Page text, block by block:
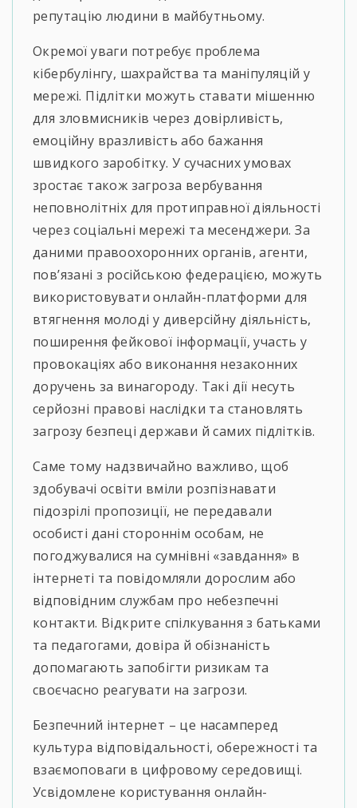
репутацію людини в майбутньому.
Окремої уваги потребує проблема
кібербулінгу, шахрайства та маніпуляцій у
мережі. Підлітки можуть ставати мішенню
для зловмисників через довірливість,
емоційну вразливість або бажання
швидкого заробітку. У сучасних умовах
зростає також загроза вербування
неповнолітніх для протиправної діяльності
через соціальні мережі та месенджери. За
даними правоохоронних органів, агенти,
пов’язані з російською федерацією, можуть
використовувати онлайн-платформи для
втягнення молоді у диверсійну діяльність,
поширення фейкової інформації, участь у
провокаціях або виконання незаконних
доручень за винагороду. Такі дії несуть
серйозні правові наслідки та становлять
загрозу безпеці держави й самих підлітків.
Саме тому надзвичайно важливо, щоб
здобувачі освіти вміли розпізнавати
підозрілі пропозиції, не передавали
особисті дані стороннім особам, не
погоджувалися на сумнівні «завдання» в
інтернеті та повідомляли дорослим або
відповідним службам про небезпечні
контакти. Відкрите спілкування з батьками
та педагогами, довіра й обізнаність
допомагають запобігти ризикам та
своєчасно реагувати на загрози.
Безпечний інтернет – це насамперед
культура відповідальності, обережності та
взаємоповаги в цифровому середовищі.
Усвідомлене користування онлайн-